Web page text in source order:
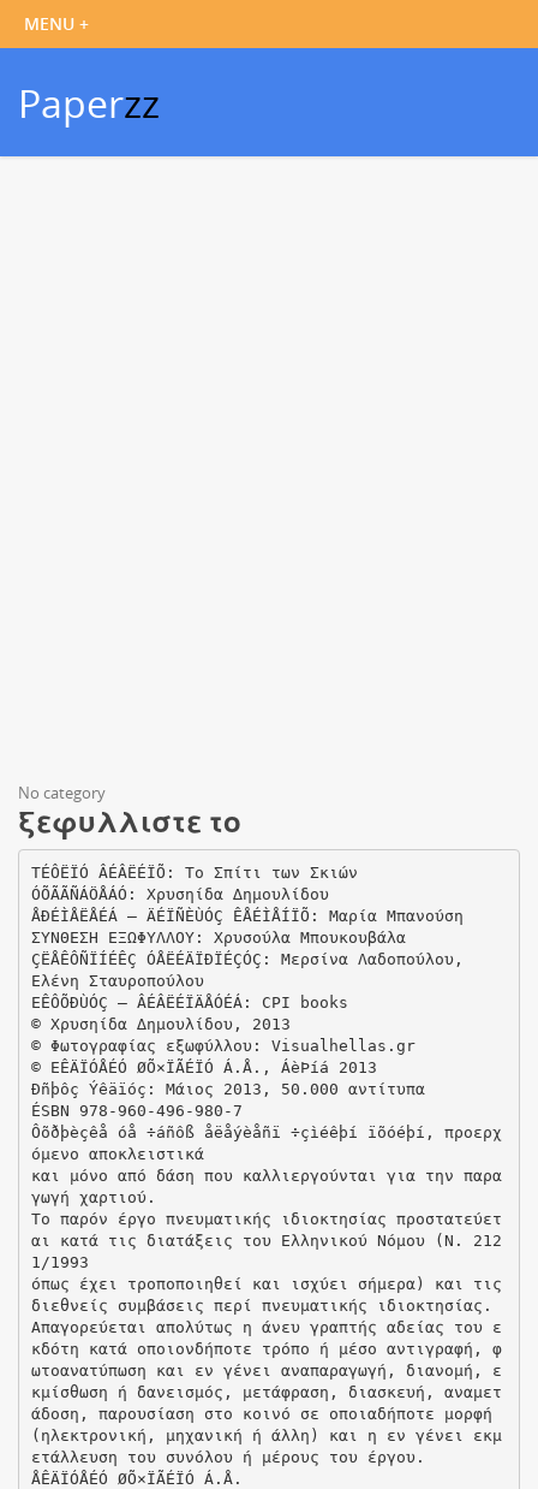
Paperzz
No category
ξεφυλλιστε το
TÉÔËÏÓ ÂÉÂËÉÏÕ: Το Σπίτι των Σκιών
ÓÕÃÃÑÁÖÅÁÓ: Χρυσηίδα ∆ηµουλίδου
ÅÐÉÌÅËÅÉÁ – ÄÉÏÑÈÙÓÇ ÊÅÉÌÅÍÏÕ: Μαρία Μπανούση
ΣΥΝΘΕΣΗ ΕΞΩΦΥΛΛΟΥ: Χρυσούλα Μπουκουβάλα
ÇËÅÊÔÑÏÍÉÊÇ ÓÅËÉÄÏÐÏÉÇÓÇ: Μερσίνα Λαδοπούλου,
Ελένη Σταυροπούλου
EÊÔÕÐÙÓÇ – ÂÉÂËÉÏÄÅÓÉÁ: CPI books
© Χρυσηίδα ∆ηµουλίδου, 2013
© Φωτογραφίας εξωφύλλου: Visualhellas.gr
© EÊÄÏÓÅÉÓ ØÕ×ÏÃÉÏÓ Á.Å., ÁèÞíá 2013
Ðñþôç Ýêäïóç: Μάιος 2013, 50.000 αντίτυπα
ÉSBN 978-960-496-980-7
Ôõðþèçêå óå ÷áñôß åëåýèåñï ÷çìéêþí ïõóéþí, προερχ
όµενο αποκλειστικά
και µόνο από δάση που καλλιεργούνται για την παρα
γωγή χαρτιού.
Το παρόν έργο πνευµατικής ιδιοκτησίας προστατεύετ
αι κατά τις διατάξεις του Ελληνικού Νόµου (Ν. 212
1/1993
όπως έχει τροποποιηθεί και ισχύει σήµερα) και τις
διεθνείς συµβάσεις περί πνευµατικής ιδιοκτησίας.
Απαγορεύεται απολύτως η άνευ γραπτής αδείας του ε
κδότη κατά οποιονδήποτε τρόπο ή µέσο αντιγραφή, φ
ωτοανατύπωση και εν γένει αναπαραγωγή, διανοµή, ε
κµίσθωση ή δανεισµός, µετάφραση, διασκευή, αναµετ
άδοση, παρουσίαση στο κοινό σε οποιαδήποτε µορφή
(ηλεκτρονική, µηχανική ή άλλη) και η εν γένει εκµ
ετάλλευση του συνόλου ή µέρους του έργου.
ÅÊÄÏÓÅÉÓ ØÕ×ÏÃÉÏÓ Á.Å.